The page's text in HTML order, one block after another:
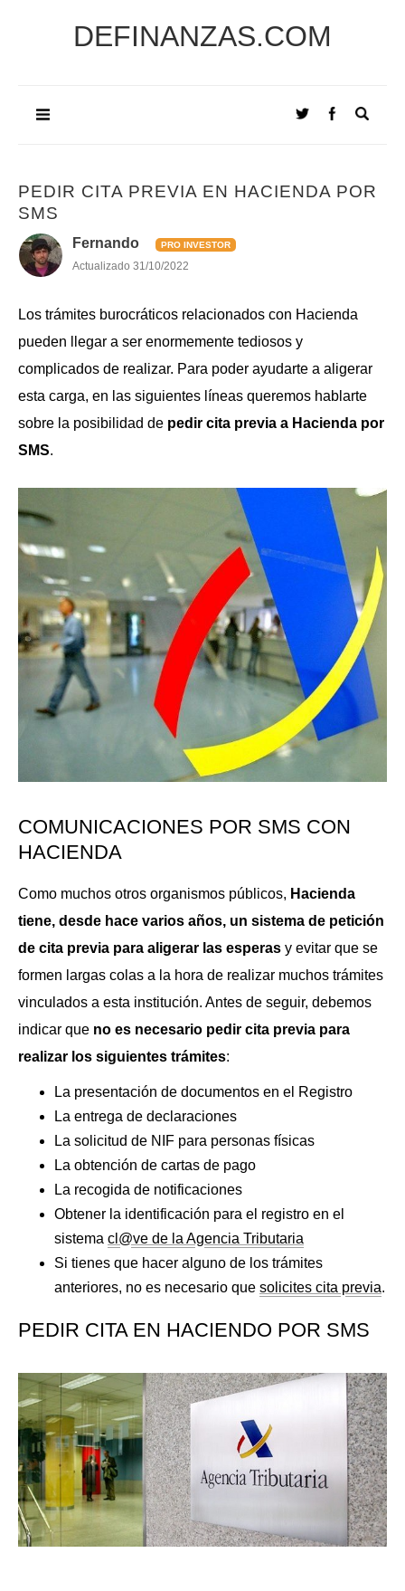
DEFINANZAS.COM
PEDIR CITA PREVIA EN HACIENDA POR
SMS
Fernando PRO INVESTOR
Actualizado 31/10/2022
Los trámites burocráticos relacionados con Hacienda
pueden llegar a ser enormemente tediosos y
complicados de realizar. Para poder ayudarte a aligerar
esta carga, en las siguientes líneas queremos hablarte
sobre la posibilidad de pedir cita previa a Hacienda por
SMS.
COMUNICACIONES POR SMS CON
HACIENDA
Como muchos otros organismos públicos, Hacienda
tiene, desde hace varios años, un sistema de petición
de cita previa para aligerar las esperas y evitar que se
formen largas colas a la hora de realizar muchos trámites
vinculados a esta institución. Antes de seguir, debemos
indicar que no es necesario pedir cita previa para
realizar los siguientes trámites:
La presentación de documentos en el Registro
La entrega de declaraciones
La solicitud de NIF para personas físicas
La obtención de cartas de pago
La recogida de notificaciones
Obtener la identificación para el registro en el
sistema cl@ve de la Agencia Tributaria
Si tienes que hacer alguno de los trámites
anteriores, no es necesario que solicites cita previa.
PEDIR CITA EN HACIENDO POR SMS